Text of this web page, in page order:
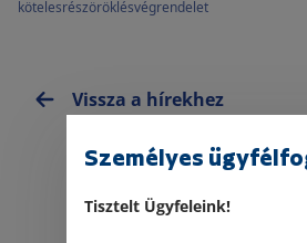
kötelesrészöröklésvégrendelet
Vissza a hírekhez
Személyes
Tisztelt Ügyfeleink!